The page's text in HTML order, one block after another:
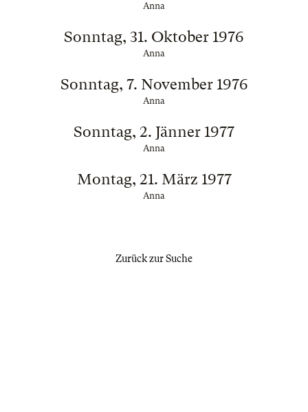
Anna
Sonntag, 31. Oktober 1976
Anna
Sonntag, 7. November 1976
Anna
Sonntag, 2. Jänner 1977
Anna
Montag, 21. März 1977
Anna
Zurück zur Suche